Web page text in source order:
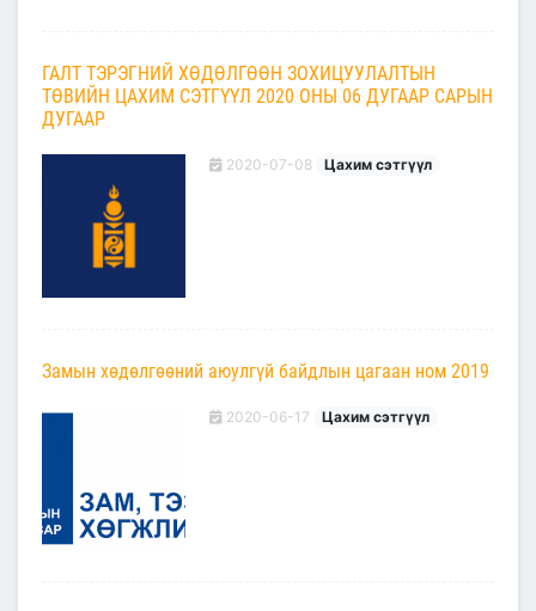
ГАЛТ ТЭРЭГНИЙ ХӨДӨЛГӨӨН ЗОХИЦУУЛАЛТЫН
ТӨВИЙН ЦАХИМ СЭТГҮҮЛ 2020 ОНЫ 06 ДУГААР САРЫН
ДУГААР
2020-07-08 Цахим сэтгүүл
Замын хөдөлгөөний аюулгүй байдлын цагаан ном 2019
2020-06-17 Цахим сэтгүүл